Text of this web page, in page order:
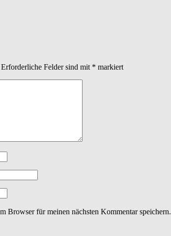
Erforderliche Felder sind mit * markiert
Browser für meinen nächsten Kommentar speichern.